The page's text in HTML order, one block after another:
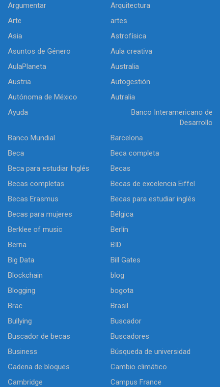
Argumentar
Arquitectura
Arte
artes
Asia
Astrofísica
Asuntos de Género
Aula creativa
AulaPlaneta
Australia
Austria
Autogestión
Autónoma de México
Autralia
Ayuda
Banco Interamericano de
Desarrollo
Banco Mundial
Barcelona
Beca
Beca completa
Beca para estudiar Inglés
Becas
Becas completas
Becas de excelencia Eiffel
Becas Erasmus
Becas para estudiar inglés
Becas para mujeres
Bélgica
Berklee of music
Berlín
Berna
BID
Big Data
Bill Gates
Blockchain
blog
Blogging
bogota
Brac
Brasil
Bullying
Buscador
Buscador de becas
Buscadores
Business
Búsqueda de universidad
Cadena de bloques
Cambio climático
Cambridge
Campus France